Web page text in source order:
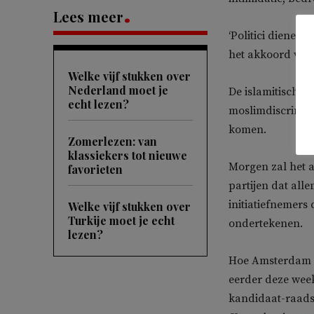
Lees meer
Welke vijf stukken over
Nederland moet je
echt lezen?
Zomerlezen: van
klassiekers tot nieuwe
favorieten
Welke vijf stukken over
Turkije moet je echt
lezen?
‘Politici dienen
het akkoord
De islamitische
komen.
Morgen zal het
partijen dat
initiatiefnemers
ondertekenen.
Hoe
eerder deze
kandidaat-